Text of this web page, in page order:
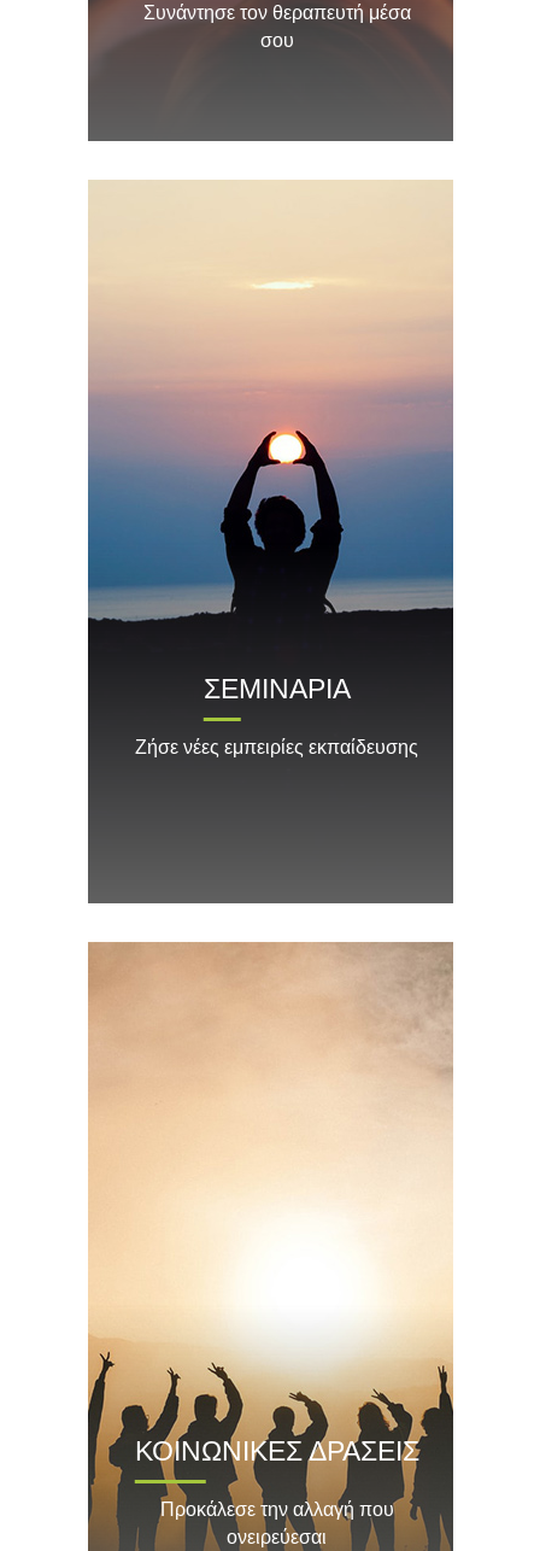
Συνάντησε τον θεραπευτή μέσα
σου
ΣΕΜΙΝΑΡΙΑ
Ζήσε νέες εμπειρίες εκπαίδευσης
ΚΟΙΝΩΝΙΚΕΣ ΔΡΑΣΕΙΣ
Προκάλεσε την αλλαγή που
ονειρεύεσαι